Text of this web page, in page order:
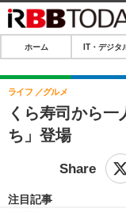
ホーム
IT・デジタル
IT・デジタル
ショッピング
SPEED TEST
エンタメTOP
ホーム IT・デジタ
くら寿司から
ち」登場
ライフ グルメ
注目記事